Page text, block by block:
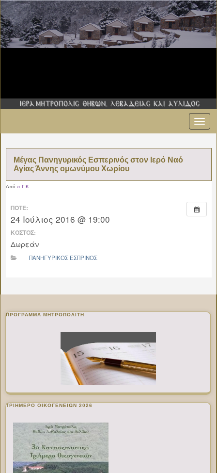
Μέγας Πανηγυρικός Εσπερινός στον Ιερό Ναό
Αγίας Άννης ομωνύμου Χωρίου
Από π.Γ.Κ
ΠΌΤΕ:
24 Ιούλιος 2016 @ 19:00
ΚΌΣΤΟΣ:
Δωρεάν
ΠΑΝΗΓΥΡΙΚΌΣ ΕΣΠΡΙΝΌΣ
ΠΡΌΓΡΑΜΜΑ ΜΗΤΡΟΠΟΛΊΤΗ
ΤΡΙΗΜΕΡΟ ΟΙΚΟΓΕΝΕΙΩΝ 2026